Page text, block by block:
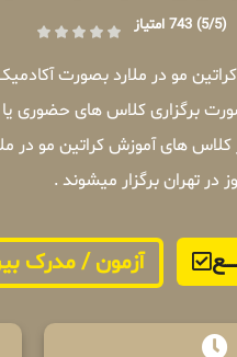
(5/5) 743 امتیاز
کراتین مو در ملارد بصورت
برگزاری کلاس های حضوری
های آموزش کراتین مو در
آزمون / مدرک